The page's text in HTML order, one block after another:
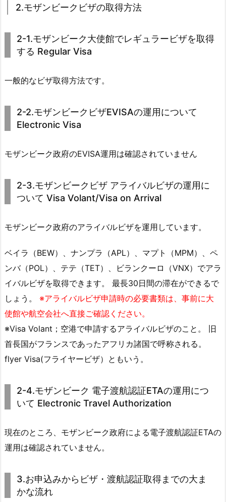
2.モザンビークビザの取得方法
2-1.モザンビーク大使館でレギュラービザを取得
する Regular Visa
一般的なビザ取得方法です。
2-2.モザンビークビザEVISAの運用について
Electronic Visa
モザンビーク政府のEVISA運用は確認されていません
2-3.モザンビークビザ アライバルビザの運用に
ついて Visa Volant/Visa on Arrival
モザンビーク政府のアライバルビザを運用しています。
ベイラ（BEW）、ナンプラ（APL）、マプト（MPM）、ペ
ンバ（POL）、テテ（TET）、ビランクーロ（VNX）でアラ
イバルビザを取得できます。 最長30日間の滞在ができるで
しょう。 ※アライバルビザ申請時の必要書類は、事前に大
使館や航空会社へ直接ご確認ください。
※Visa Volant；空港で申請するアライバルビザのこと。 旧
首長国がフランスであったアフリカ諸国で呼称される。
flyer Visa(フライヤービザ）ともいう。
2-4.モザンビーク 電子渡航認証ETAの運用につ
いて Electronic Travel Authorization
現在のところ、モザンビーク政府による電子渡航認証ETAの
運用は確認されていません。
3.お申込みからビザ・渡航認証取得までの大ま
かな流れ